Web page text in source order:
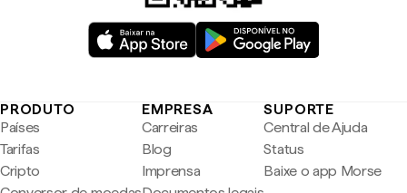
PRODUTO
Países
Tarifas
Cripto
EMPRESA
Carreiras
Blog
Imprensa
SUPORTE
Central de Ajuda
Status
Baixe o app Morse